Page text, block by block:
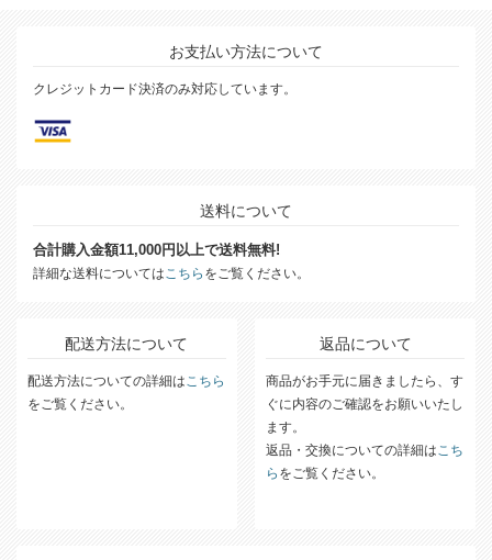
お支払い方法について
クレジットカード決済のみ対応しています。
送料について
合計購入金額11,000円以上で送料無料!
詳細な送料についてはこちら をご覧ください。
配送方法について
配送方法についての詳細はこちら
をご覧ください。
返品について
商品がお手元に届きましたら、す
ぐに内容のご確認をお願いいたし
ます。
返品・交換についての詳細はこち
ら をご覧ください。